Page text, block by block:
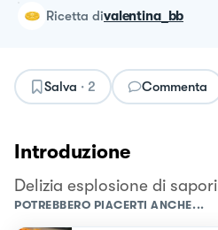
ricetta divalentina_bb
Salva · 2 Commenta
Introduzione
Delizia esplosione di sapori
POTREBBERO PIACERTI ANCHE...